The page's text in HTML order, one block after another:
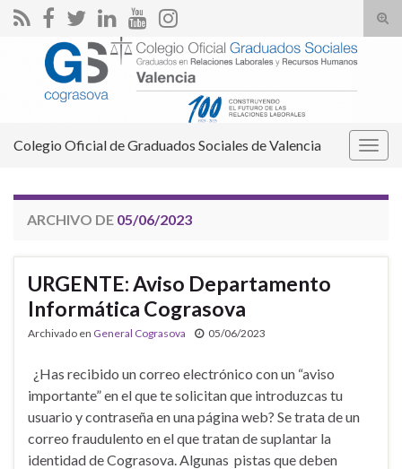
el
Search for:
Colegio Oficial de Graduados Sociales de Valencia
ARCHIVO DE 05/06/2023
URGENTE: Aviso Departamento
Informática Cograsova
Archivado en General Cograsova 05/06/2023
¿Has recibido un correo electrónico con un “aviso
importante” en el que te solicitan que introduzcas tu
usuario y contraseña en una página web? Se trata de un
correo fraudulento en el que tratan de suplantar la
identidad de Cograsova. Algunas pistas que deben